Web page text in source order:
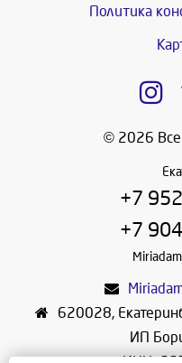
Политика
© 2026
+7
+7
620028,
ИП